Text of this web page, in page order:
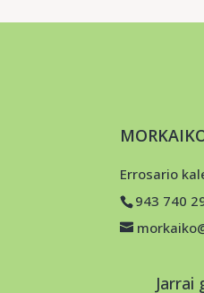
Errosario
943 740
Jarrai